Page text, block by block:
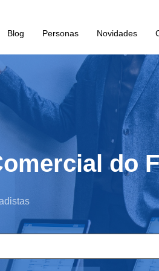
Blog Personas Novidades
do